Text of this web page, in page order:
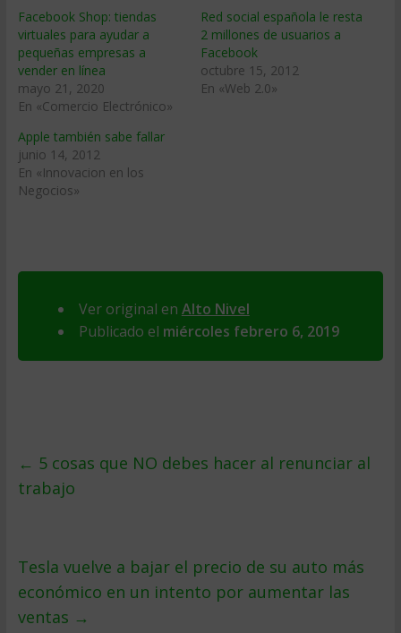
Facebook Shop: tiendas
virtuales para ayudar a
pequeñas empresas a
vender en línea
mayo 21, 2020
En «Comercio Electrónico»
Red social española le resta
2 millones de usuarios a
Facebook
octubre 15, 2012
En «Web 2.0»
Apple también sabe fallar
junio 14, 2012
En «Innovacion en los
Negocios»
Ver original en Alto Nivel
Publicado el miércoles febrero 6, 2019
← 5 cosas que NO debes hacer al renunciar al
trabajo
Tesla vuelve a bajar el precio de su auto más
económico en un intento por aumentar las
ventas →